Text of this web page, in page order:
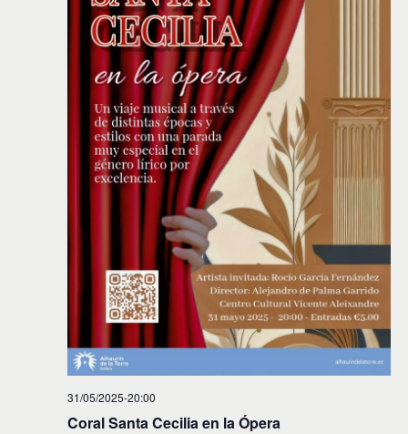
31/05/2025-20:00
Coral Santa Cecilia en la Ópera